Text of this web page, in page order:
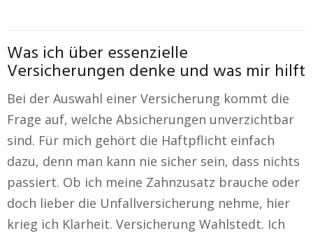
Was ich über essenzielle
Versicherungen denke und was mir hilft
Bei der Auswahl einer Versicherung kommt die
Frage auf, welche Absicherungen unverzichtbar
sind. Für mich gehört die Haftpflicht einfach
dazu, denn man kann nie sicher sein, dass nichts
passiert. Ob ich meine Zahnzusatz brauche oder
doch lieber die Unfallversicherung nehme, hier
krieg ich Klarheit. Versicherung Wahlstedt. Ich